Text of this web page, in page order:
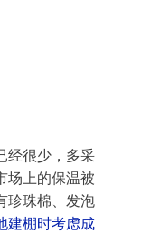
场上的保温被
珍珠棉、发泡
建棚时考虑成